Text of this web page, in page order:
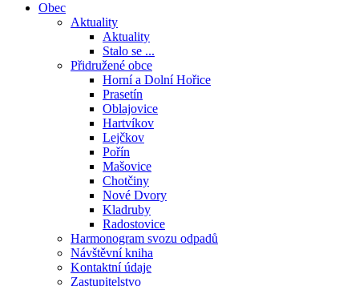
Obec
Aktuality
Aktuality
Stalo se ...
Přidružené obce
Horní a Dolní Hořice
Prasetín
Oblajovice
Hartvíkov
Lejčkov
Pořín
Mašovice
Chotčiny
Nové Dvory
Kladruby
Radostovice
Harmonogram svozu odpadů
Návštěvní kniha
Kontaktní údaje
Zastupitelstvo